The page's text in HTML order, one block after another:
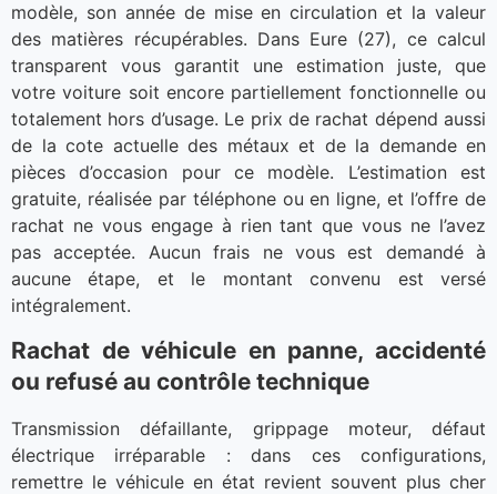
modèle, son année de mise en circulation et la valeur
des matières récupérables. Dans Eure (27), ce calcul
transparent vous garantit une estimation juste, que
votre voiture soit encore partiellement fonctionnelle ou
totalement hors d’usage. Le prix de rachat dépend aussi
de la cote actuelle des métaux et de la demande en
pièces d’occasion pour ce modèle. L’estimation est
gratuite, réalisée par téléphone ou en ligne, et l’offre de
rachat ne vous engage à rien tant que vous ne l’avez
pas acceptée. Aucun frais ne vous est demandé à
aucune étape, et le montant convenu est versé
intégralement.
Rachat de véhicule en panne, accidenté
ou refusé au contrôle technique
Transmission défaillante, grippage moteur, défaut
électrique irréparable : dans ces configurations,
remettre le véhicule en état revient souvent plus cher